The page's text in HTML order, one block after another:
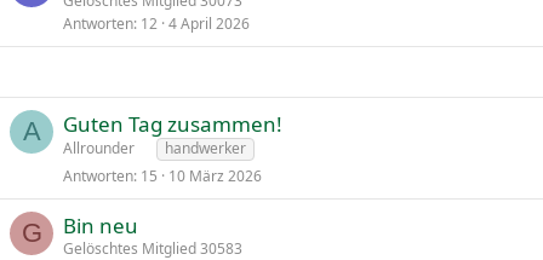
Antworten 12 4 April 2026
A Guten Tag zusammen!
Allrounder
handwerker
Antworten 15 10 März 2026
G Bin neu
Gelöschtes Mitglied 30583